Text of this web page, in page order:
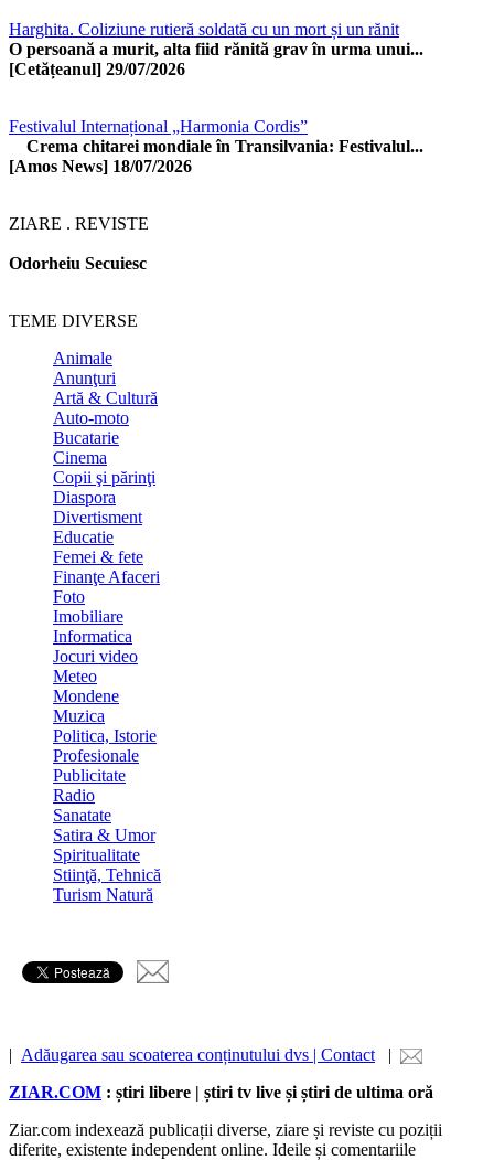
Harghita. Coliziune rutieră soldată cu un mort și un rănit
O persoană a murit, alta fiid rănită grav în urma unui...
[Cetățeanul] 29/07/2026
Festivalul Internațional „Harmonia Cordis”
Crema chitarei mondiale în Transilvania: Festivalul...
[Amos News] 18/07/2026
ZIARE . REVISTE
Odorheiu Secuiesc
TEME DIVERSE
Animale
Anunţuri
Artă & Cultură
Auto-moto
Bucatarie
Cinema
Copii şi părinţi
Diaspora
Divertisment
Educatie
Femei & fete
Finanţe Afaceri
Foto
Imobiliare
Informatica
Jocuri video
Meteo
Mondene
Muzica
Politica, Istorie
Profesionale
Publicitate
Radio
Sanatate
Satira & Umor
Spiritualitate
Stiinţă, Tehnică
Turism Natură
| Adăugarea sau scoaterea conținutului dvs | Contact |
ZIAR.COM : știri libere | știri tv live și știri de ultima oră
Ziar.com indexează publicații diverse, ziare și reviste cu poziții
diferite, existente independent online. Ideile și comentariile